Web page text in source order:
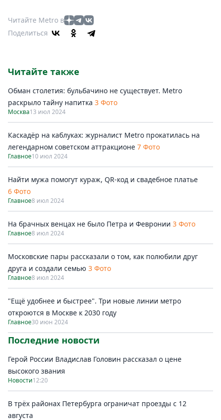
Читайте Metro в
Поделиться
Читайте также
Обман столетия: бульбачино не существует. Metro
раскрыло тайну напитка 3 Фото
Москва13 июл 2024
Каскадёр на каблуках: журналист Metro прокатилась на
легендарном советском аттракционе 7 Фото
Главное10 июл 2024
Найти мужа помогут кураж, QR-код и свадебное платье
6 Фото
Главное8 июл 2024
На брачных венцах не было Петра и Февронии 3 Фото
Главное8 июл 2024
Московские пары рассказали о том, как полюбили друг
друга и создали семью 3 Фото
Главное8 июл 2024
"Ещё удобнее и быстрее". Три новые линии метро
откроются в Москве к 2030 году
Главное30 июн 2024
Последние новости
Герой России Владислав Головин рассказал о цене
высокого звания
Новости12:20
В трёх районах Петербурга ограничат проезды с 12
августа